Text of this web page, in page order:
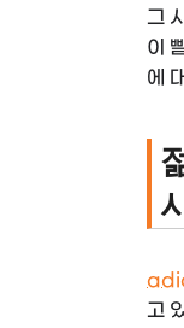
그
이
에
고